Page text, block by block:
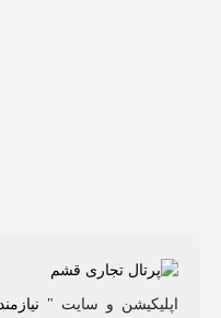
اپلیکیشن و سایت "